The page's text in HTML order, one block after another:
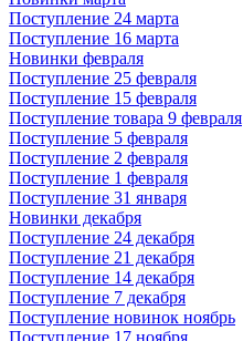
Поступление 24 марта
Поступление 16 марта
Новинки февраля
Поступление 25 февраля
Поступление 15 февраля
Поступление товара 9 февраля
Поступление 5 февраля
Поступление 2 февраля
Поступление 1 февраля
Поступление 31 января
Новинки декабря
Поступление 24 декабря
Поступление 21 декабря
Поступление 14 декабря
Поступление 7 декабря
Поступление новинок ноябрь
Поступление 17 ноября